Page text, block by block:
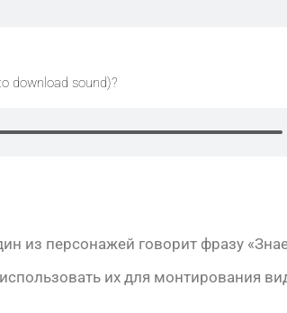
download sound)?
из персонажей говорит фразу
их для монтирования